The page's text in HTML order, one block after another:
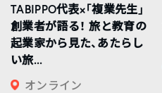
TABIPPO代表×「複業先生」
創業者が語る！ 旅と教育の
起業家から見た、あたらし
い旅...
オンライン